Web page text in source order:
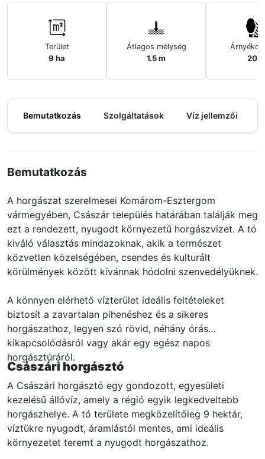
Terület
9 ha
Átlagos mélység
1.5 m 20%
Bemutatkozás Szolgáltatások Víz jellemzői
Bemutatkozás
A horgászat szerelmesei Komárom-Esztergom
vármegyében, Császár település határában találják meg
ezt a rendezett, nyugodt környezetű horgászvizet. A tó
kiváló választás mindazoknak, akik a természet
közvetlen közelségében, csendes és kulturált
körülmények között kívánnak hódolni szenvedélyüknek.
A könnyen elérhető vízterület ideális feltételeket
biztosít a zavartalan pihenéshez és a sikeres
horgászathoz, legyen szó rövid, néhány órás
kikapcsolódásról vagy akár egy egész napos
horgásztúráról.
Császári horgásztó
A Császári horgásztó egy gondozott, egyesületi
kezelésű állóvíz, amely a régió egyik legkedveltebb
horgászhelye. A tó területe megközelítőleg 9 hektár,
víztükre nyugodt, áramlástól mentes, ami ideális
környezetet teremt a nyugodt horgászathoz.